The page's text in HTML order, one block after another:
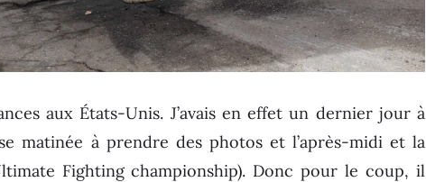
aux États-Unis. J’avais en effet un dernier jour à
matinée à prendre des photos et l’après-midi et la
Fighting championship). Donc pour le coup, il